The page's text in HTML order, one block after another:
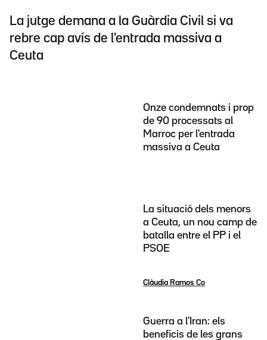
La jutge demana a la Guàrdia Civil si va
rebre cap avís de l'entrada massiva a
Ceuta
Onze condemnats i prop
de 90 processats al
Marroc per l'entrada
massiva a Ceuta
La situació dels menors
a Ceuta, un nou camp de
batalla entre el PP i el
PSOE
Clàudia Ramos Co
Guerra a l'Iran: els
beneficis de les grans